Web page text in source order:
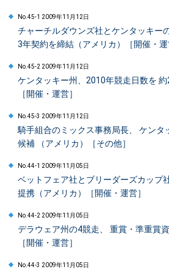
No.45-1 2009年11月12日
チャーチルダウンズ社とケンタッキー
3年契約を締結（アメリカ）［開催・運
No.45-2 2009年11月12日
ケンタッキー州、2010年競走日数を 約
［開催・運営］
No.45-3 2009年11月12日
騎手組合のミックス事務局長、 ケンタ
候補 （アメリカ）［その他］
No.44-1 2009年11月05日
ベットフェア社とブリーダーズカップ
提携（アメリカ）［開催・運営］
No.44-2 2009年11月05日
デラウェア州の4競走、 重賞・準重賞
［開催・運営］
No.44-3 2009年11月05日